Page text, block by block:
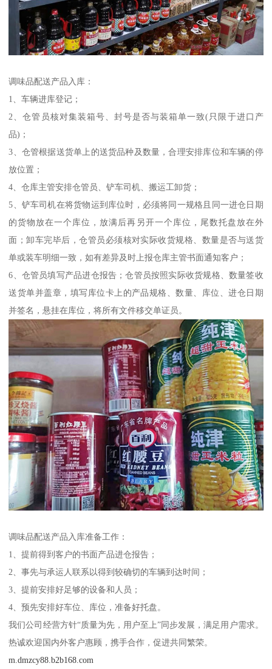
调味品配送产品入库：
1、车辆进库登记；
2、仓管员核对集装箱号、封号是否与装箱单一致(只限于进口产
品)；
3、仓管根据送货单上的送货品种及数量，合理安排库位和车辆的停
放位置；
4、仓库主管安排仓管员、铲车司机、搬运工卸货；
5、铲车司机在将货物运到库位时，必须将同一规格且同一进仓日期
的货物放在一个库位，放满后再另开一个库位，尾数托盘放在外
面；卸车完毕后，仓管员必须核对实际收货规格、数量是否与送货
单或装车明细一致，如有差异及时上报仓库主管书面通知客户；
6、仓管员填写产品进仓报告；仓管员按照实际收货规格、数量签收
送货单并盖章，填写库位卡上的产品规格、数量、库位、进仓日期
并签名，悬挂在库位，将所有文件移交单证员。
调味品配送产品入库准备工作：
1、提前得到客户的书面产品进仓报告；
2、事先与承运人联系以得到较确切的车辆到达时间；
3、提前安排好足够的设备和人员；
4、预先安排好车位、库位，准备好托盘。
我们公司经营方针“质量为先，用户至上”同步发展，满足用户需求。
热诚欢迎国内外客户惠顾，携手合作，促进共同繁荣。
m.dmzcy88.b2b168.com